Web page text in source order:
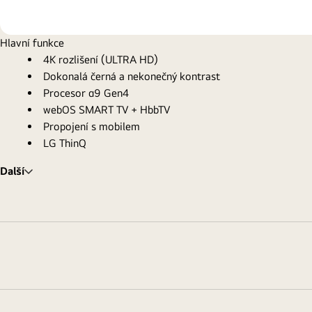
Hlavní funkce
4K rozlišení (ULTRA HD)
Dokonalá černá a nekonečný kontrast
Procesor α9 Gen4
webOS SMART TV + HbbTV
Propojení s mobilem
LG ThinQ
Další